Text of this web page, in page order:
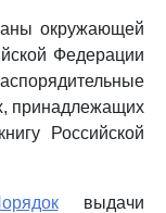
окружающей
Федерации
принадлежащих
Российской
выдачи